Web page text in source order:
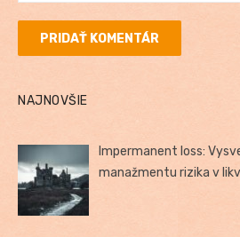
NAJNOVŠIE
Impermanent loss:
manažmentu rizika v